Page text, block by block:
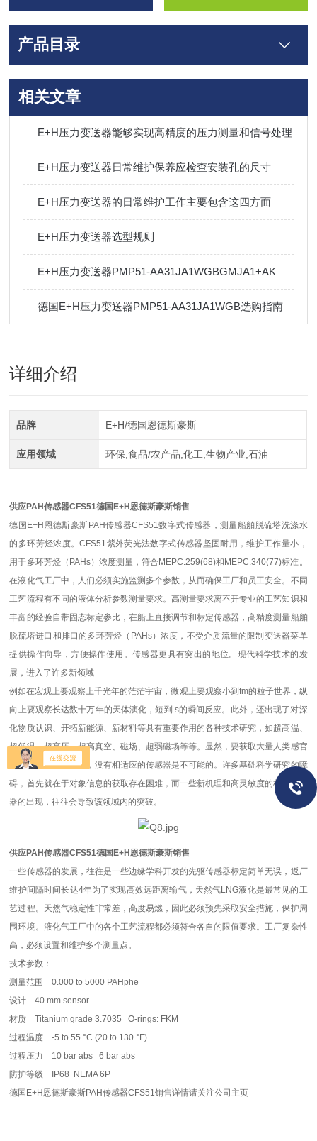
产品目录
相关文章
E+H压力变送器能够实现高精度的压力测量和信号处理
E+H压力变送器日常维护保养应检查安装孔的尺寸
E+H压力变送器的日常维护工作主要包含这四方面
E+H压力变送器选型规则
E+H压力变送器PMP51-AA31JA1WGBGMJA1+AK
德国E+H压力变送器PMP51-AA31JA1WGB选购指南
详细介绍
品牌 E+H/德国恩德斯豪斯
应用领域 环保,食品/农产品,化工,生物产业,石油
供应PAH传感器CFS51德国E+H恩德斯豪斯销售
德国E+H恩德斯豪斯PAH传感器CFS51数字式传感器，测量船舶脱硫塔洗涤水
的多环芳烃浓度。CFS51紫外荧光法数字式传感器坚固耐用，维护工作量小，
用于多环芳烃（PAHs）浓度测量，符合MEPC.259(68)和MEPC.340(77)标准。
在液化气工厂中，人们必须实施监测多个参数，从而确保工厂和员工安全。不同
工艺流程有不同的液体分析参数测量要求。高测量要求离不开专业的工艺知识和
丰富的经验自带固态标定参比，在船上直接调节和标定传感器，高精度测量船舶
脱硫塔进口和排口的多环芳烃（PAHs）浓度，不受介质流量的限制变送器菜单
提供操作向导，方便操作使用。传感器更具有突出的地位。现代科学技术的发
展，进入了许多新领域
例如在宏观上要观察上千光年的茫茫宇宙，微观上要观察小到fm的粒子世界，纵
向上要观察长达数十万年的天体演化，短到 s的瞬间反应。此外，还出现了对深
化物质认识、开拓新能源、新材料等具有重要作用的各种技术研究，如超高温、
超低温、超高压、超高真空、磁场、超弱磁场等等。显然，要获取大量人类感官
无法直接获取的信息，没有相适应的传感器是不可能的。许多基础科学研究的障
碍，首先就在于对象信息的获取存在困难，而一些新机理和高灵敏度的检测传感
器的出现，往往会导致该领域内的突破。
供应PAH传感器CFS51德国E+H恩德斯豪斯销售
一些传感器的发展，往往是一些边缘学科开发的先驱传感器标定简单无误，返厂
维护间隔时间长达4年为了实现高效远距离输气，天然气LNG液化是最常见的工
艺过程。天然气稳定性非常差，高度易燃，因此必须预先采取安全措施，保护周
围环境。液化气工厂中的各个工艺流程都必须符合各自的限值要求。工厂复杂性
高，必须设置和维护多个测量点。
技术参数：
测量范围 0.000 to 5000 PAHphe
设计 40 mm sensor
材质 Titanium grade 3.7035 O-rings: FKM
过程温度 -5 to 55 °C (20 to 130 °F)
过程压力 10 bar abs 6 bar abs
防护等级 IP68 NEMA 6P
德国E+H恩德斯豪斯PAH传感器CFS51销售详情请关注公司主页